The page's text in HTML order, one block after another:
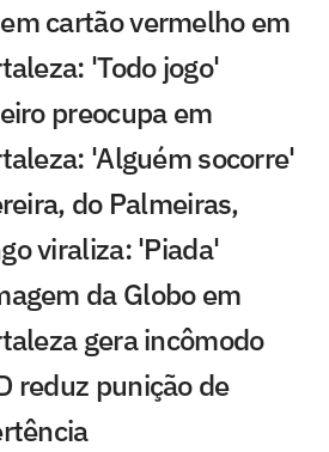
cartão vermelho em
'Todo jogo'
preocupa em
'Alguém socorre'
do Palmeiras,
viraliza: 'Piada'
da Globo em
gera incômodo
reduz punição de